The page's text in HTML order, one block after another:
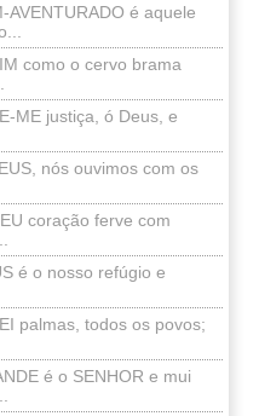
AVENTURADO é aquele
como o cervo brama
ME justiça, ó Deus, e
nós ouvimos com os
coração ferve com
é o nosso refúgio e
palmas, todos os povos;
é o SENHOR e mui